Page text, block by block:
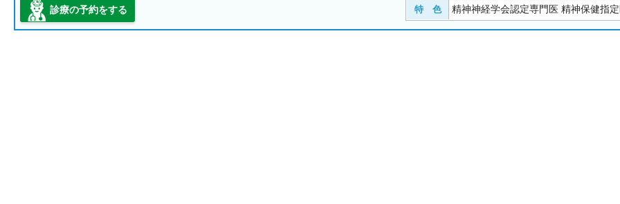
診療の予約をする 特 色 精神神経学会認定専門医 精神保健指